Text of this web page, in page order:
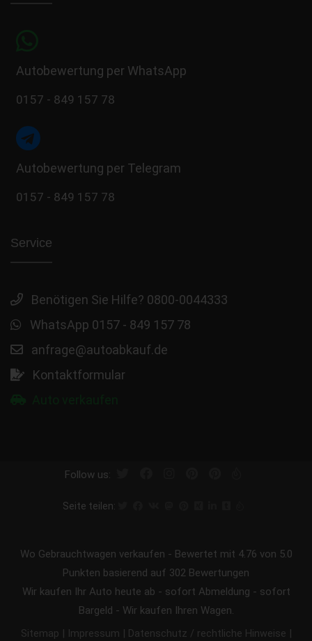
Autobewertung per WhatsApp
0157 - 849 157 78
Autobewertung per Telegram
0157 - 849 157 78
Service
Benötigen Sie Hilfe? 0800-0044333
WhatsApp 0157 - 849 157 78
anfrage@autoabkauf.de
Kontaktformular
Follow us:
Seite teilen:
Wo Gebrauchtwagen verkaufen - Bewertet mit 4.76 von 5.0
Punkten basierend auf 302 Bewertungen
Wir kaufen Ihr Auto heute ab - sofort Abmeldung - sofort
Bargeld - Wir kaufen Ihren Wagen.
Sitemap | Impressum | Datenschutz / rechtliche Hinweise |